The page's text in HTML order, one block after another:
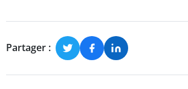
Partager :